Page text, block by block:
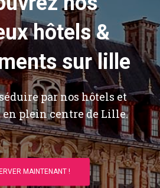
hôtels &
sur lille
par nos hôtels et
en plein centre de Lille.
MAINTENANT !